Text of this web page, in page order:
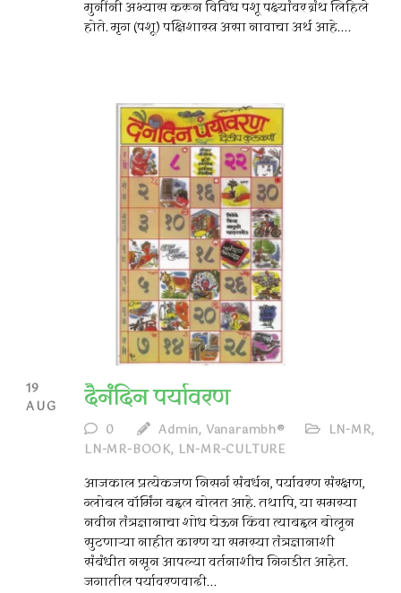
मुनींनी अभ्यास करून विविध पशू पक्ष्यांवर ग्रंथ लिहिले
होते. मृग (पशू) पक्षिशास्त्र असा नावाचा अर्थ आहे....
19
AUG
दैनंदिन पर्यावरण
0 Admin, Vanarambh® LN-MR,
LN-MR-BOOK, LN-MR-CULTURE
आजकाल प्रत्येकजण निसर्ग संवर्धन, पर्यावरण संरक्षण,
ग्लोबल वॉर्मिंग बद्दल बोलत आहे. तथापि, या समस्या
नवीन तंत्रज्ञानाचा शोध घेऊन किंवा त्याबद्दल बोलून
सुटणाऱ्या नाहीत कारण या समस्या तंत्रज्ञानाशी
संबंधीत नसून आपल्या वर्तनाशीच निगडीत आहेत.
जगातील पर्यावरणवादी...